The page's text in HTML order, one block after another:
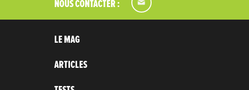
NOUS CONTACTER :
LE MAG
ARTICLES